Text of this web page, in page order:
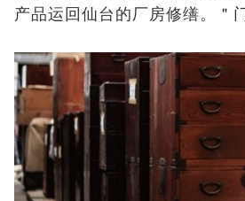
产品运回仙台的厂房修缮。＂